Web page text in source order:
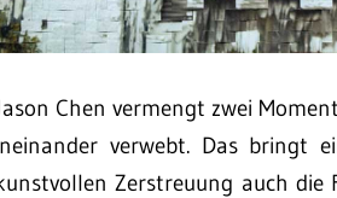
Chen vermengt zwei
verwebt. Das bringt
Zerstreuung auch die